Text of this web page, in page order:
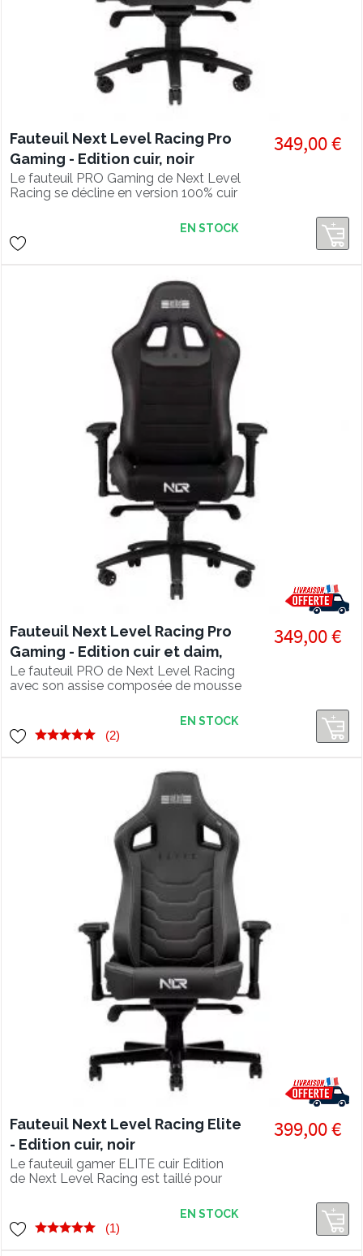
Fauteuil Next Level Racing Pro
Gaming - Edition cuir, noir
Le fauteuil PRO Gaming de Next Level
Racing se décline en version 100% cuir
349,00 €
EN STOCK
Fauteuil Next Level Racing Pro
Gaming - Edition cuir et daim,
noir
Le fauteuil PRO de Next Level Racing
avec son assise composée de mousse
349,00 €
(2)
EN STOCK
Fauteuil Next Level Racing Elite
- Edition cuir, noir
Le fauteuil gamer ELITE cuir Édition
de Next Level Racing est taillé pour
399,00 €
(1)
EN STOCK